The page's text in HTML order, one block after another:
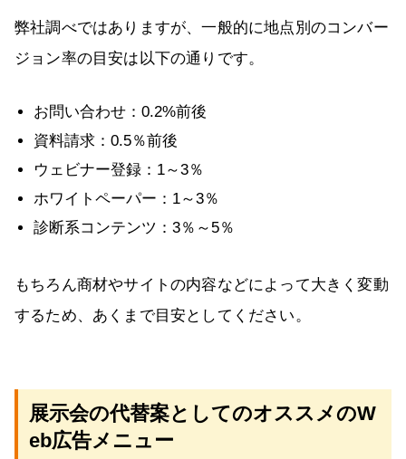
弊社調べではありますが、一般的に地点別のコンバー
ジョン率の目安は以下の通りです。
お問い合わせ：0.2%前後
資料請求：0.5％前後
ウェビナー登録：1～3％
ホワイトペーパー：1～3％
診断系コンテンツ：3％～5％
もちろん商材やサイトの内容などによって大きく変動
するため、あくまで目安としてください。
展示会の代替案としてのオススメのW
eb広告メニュー